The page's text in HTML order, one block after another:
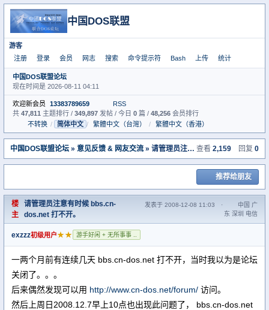
中国DOS联盟
游客
注册
登录 会员 网志 搜索 命令提示符 Bash 上传 统计
中国DOS联盟论坛
现在时间是 2026-08-11 04:11
欢迎新会员 13383789659
RSS
共 47,811 主题排行 / 349,897 发帖 / 今日 0 篇 / 48,256 会员排行
不转换 / 简体中文 / 繁體中文（台灣） / 繁體中文（香港）
中国DOS联盟论坛 » 意见反馈 & 网友交流 » 请管理员注意有时候 bbs.cn-dos.net 打不开。 查看 2,159 回复 0
推荐给朋友
楼
主
请管理员注意有时候 bbs.cn-
dos.net 打不开。
发表于 2008-12-08 11:03 ·
中国 广
东 深圳 电信
exzzz初级用户★★ 游手好闲 + 无所事事 ..
一两个月前有连续几天 bbs.cn-dos.net 打不开，当时我以为是论坛
关闭了。。。
后来偶然发现可以用 http://www.cn-dos.net/forum/ 访问。
然后上周日2008.12.7早上10点也出现此问题了， bbs.cn-dos.net